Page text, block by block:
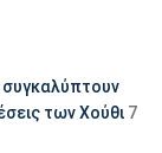
των Χούθι 7